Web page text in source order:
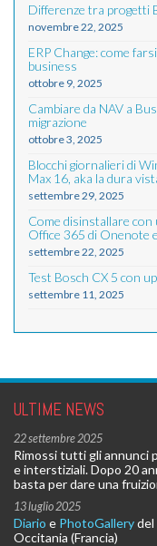
Differenze tra progetti
novembre 22, 2025
ERP Change: come
business
ottobre 9, 2025
Cambiare da NAV a
migrazione
ottobre 3, 2025
Blocchi giornalieri di
Max 16, aka la dura
settembre 29, 2025
Come disinstallare
Office 365 di Onenote
settembre 22, 2025
Test Bosch CX 5 con
settembre 11, 2025
ULTIME NEWS
22 settembre 2025
Rimossi tutti gli annunci
e interstiziali. Dopo 20
basta per dare una
13 luglio 2025
Diario e PhotoGallerydel
Occitania (Francia)